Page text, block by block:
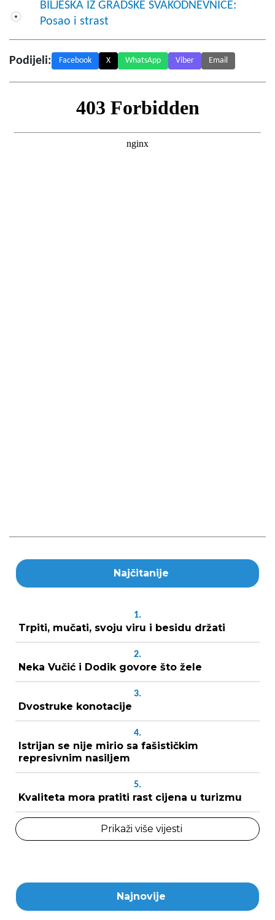
BILJEŠKA IZ GRADSKE SVAKODNEVNICE:
Posao i strast
Podijeli: Facebook X WhatsApp Viber Email
Najčitanije
1.
Trpiti, mučati, svoju viru i besidu držati
2.
Neka Vučić i Dodik govore što žele
3.
Dvostruke konotacije
4.
Istrijan se nije mirio sa fašističkim
represivnim nasiljem
5.
Kvaliteta mora pratiti rast cijena u turizmu
Prikaži više vijesti
Najnovije